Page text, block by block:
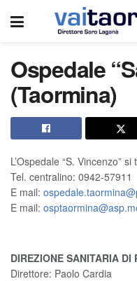
Ospedale
(Taormina)
L’Ospedale “S. Vincenzo”
Tel. centralino: 0942-57911
E mail:
E mail:
DIREZIONE SANITARIA DI
Direttore: Paolo Cardia